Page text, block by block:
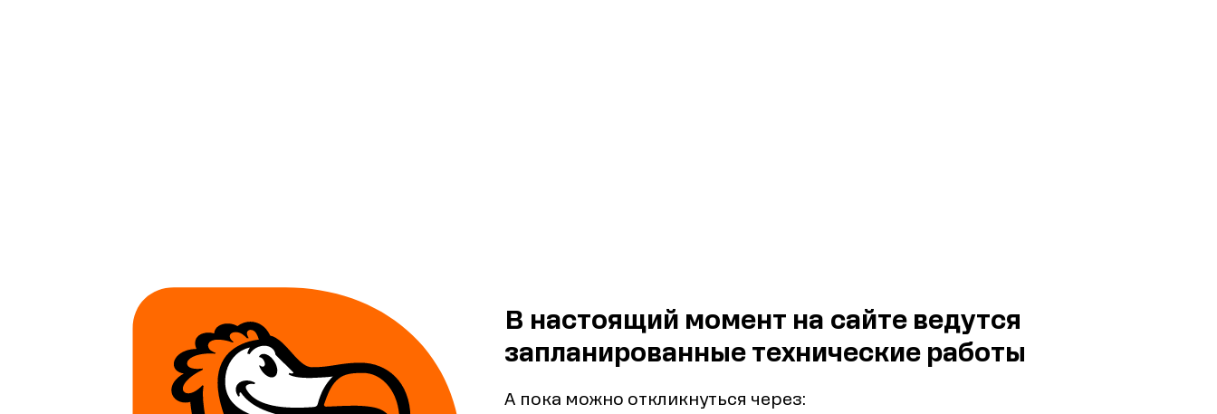
В настоящий момент на сайте ведутся
запланированные технические работы
А пока можно откликнуться через: